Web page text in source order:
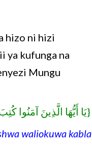
hizo ni hizi
ya kufunga na
Mungu
{يَا أَيُّهَا الَّذِينَ آمَنُوا
waliokuwa kabla